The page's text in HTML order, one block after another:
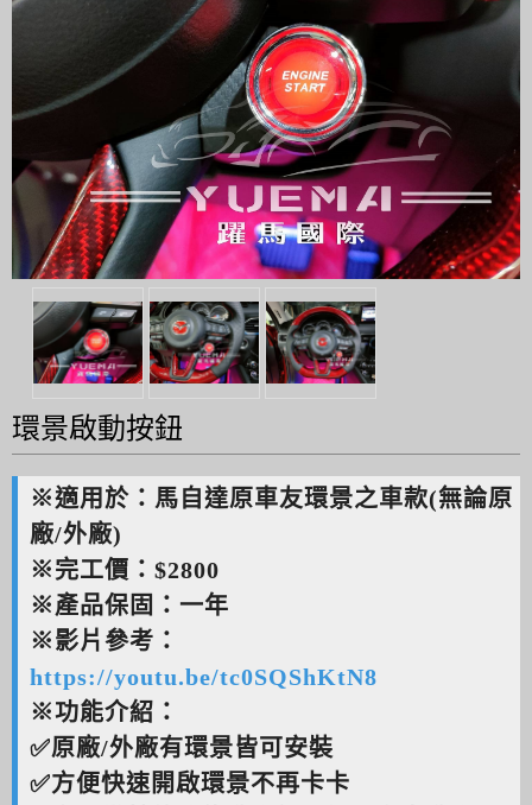
環景啟動按鈕
※適用於：馬自達原車友環景之車款(無論原
廠/外廠)
※完工價：$2800
※產品保固：一年
※影片參考：
https://youtu.be/tc0SQShKtN8
※功能介紹：
✅原廠/外廠有環景皆可安裝
✅方便快速開啟環景不再卡卡